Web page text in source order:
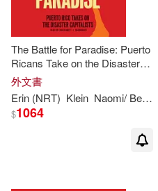
The Battle for Paradise: Puerto
Ricans Take on the Disaster
Capitalists
外文書
Erin (NRT) Klein Naomi/ Bennett
$1064